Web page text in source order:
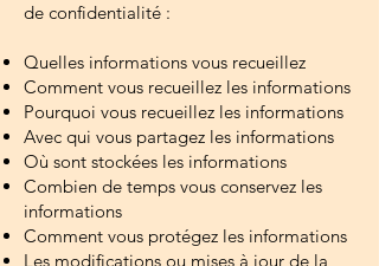
de confidentialité :
Quelles informations vous recueillez
Comment vous recueillez les informations
Pourquoi vous recueillez les informations
Avec qui vous partagez les informations
Où sont stockées les informations
Combien de temps vous conservez les
informations
Comment vous protégez les informations
Les modifications ou mises à jour de la